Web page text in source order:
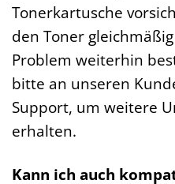
Tonerkartusche
den Toner
Problem weiterhin
bitte an unseren
Support, um weitere
erhalten.
Kann ich auch